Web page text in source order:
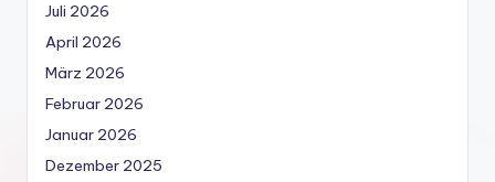
Juli 2026
April 2026
März 2026
Februar 2026
Januar 2026
Dezember 2025